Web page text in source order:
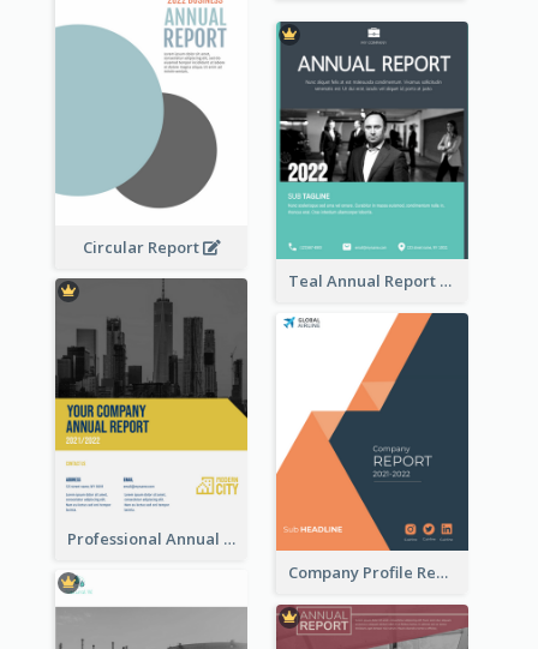
Circular Report
Teal Annual Report
Professional Annual Report Reports
Company Profile Reports